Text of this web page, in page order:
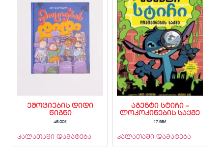
ემოციების დიდი
წიგნი
45.00₾
კალათაში დამატება
აგენტი სტიჩი –
ლოკოკინების საქმე
17.95₾
კალათაში დამატება